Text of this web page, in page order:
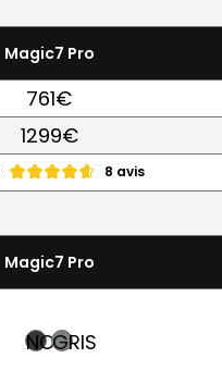
Magic7 Pro
761€
1299€
8 avis
Magic7 Pro
NOIRGRIS